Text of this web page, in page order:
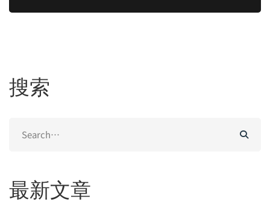
搜索
for:
最新文章